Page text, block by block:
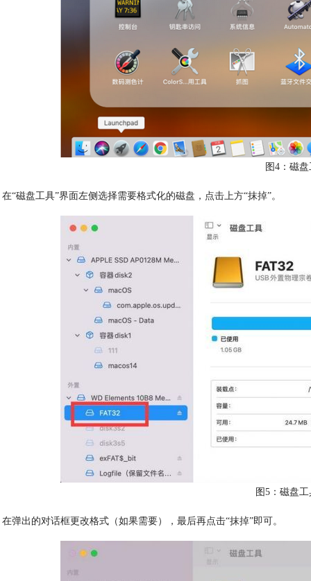
图4：磁
盘工具”界面左侧选择需要格式化的磁盘，点击上方“抹掉”。
图5：磁盘
出的对话框更改格式（如果需要），最后再点击“抹掉”即可。